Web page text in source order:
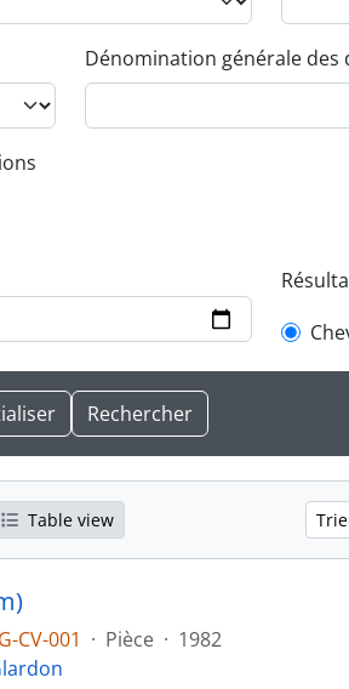
Dénomination générale des
Table view
CV-001 · Pièce · 1982